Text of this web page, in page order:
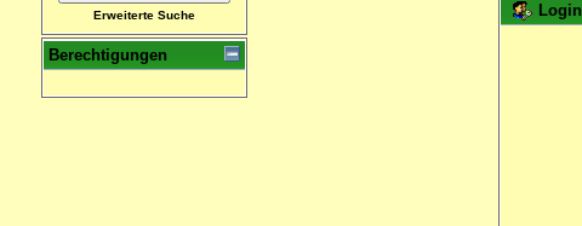
Erweiterte Suche
Berechtigungen
Login